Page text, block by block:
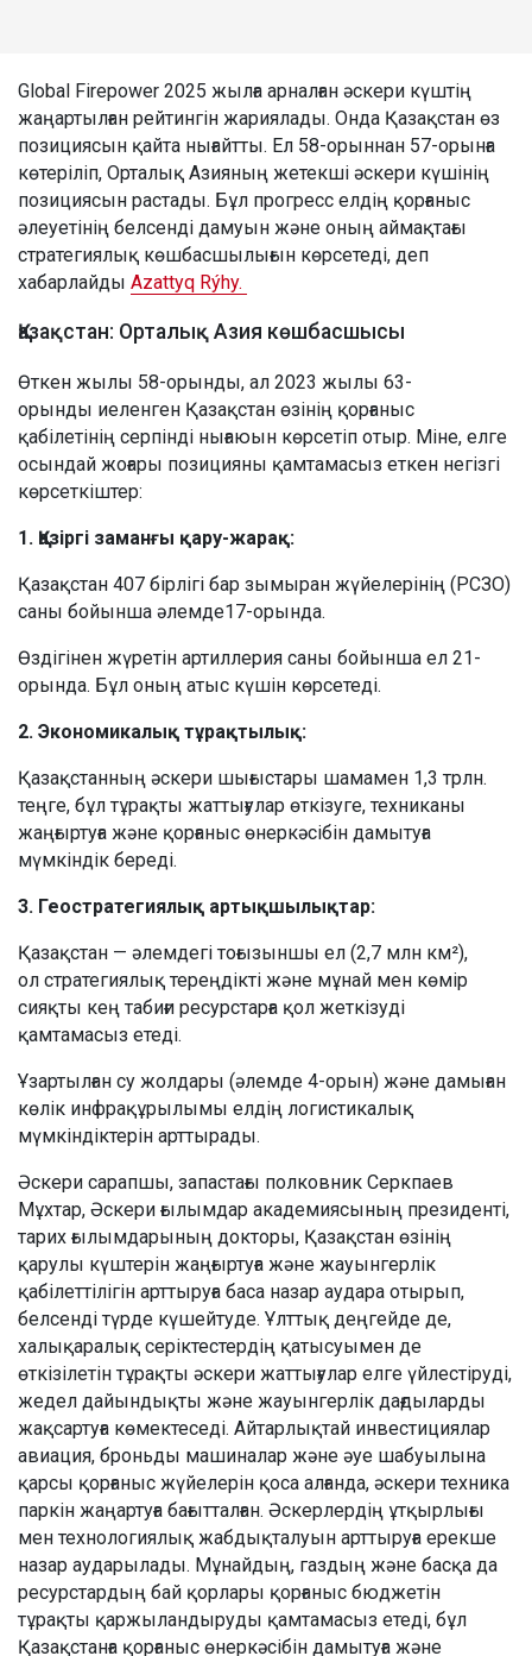
Global Firepower 2025 жылға арналған әскери күштің
жаңартылған рейтингін жариялады. Онда Қазақстан өз
позициясын қайта нығайтты. Ел 58-орыннан 57-орынға
көтеріліп, Орталық Азияның жетекші әскери күшінің
позициясын растады. Бұл прогресс елдің қорғаныс
әлеуетінің белсенді дамуын және оның аймақтағы
стратегиялық көшбасшылығын көрсетеді, деп
хабарлайды Azattyq Rýhy.
Қазақстан: Орталық Азия көшбасшысы
Өткен жылы 58-орынды, ал 2023 жылы 63-
орынды иеленген Қазақстан өзінің қорғаныс
қабілетінің серпінді нығаюын көрсетіп отыр. Міне, елге
осындай жоғары позицияны қамтамасыз еткен негізгі
көрсеткіштер:
1. Қазіргі заманғы қару-жарақ:
Қазақстан 407 бірлігі бар зымыран жүйелерінің (РСЗО)
саны бойынша әлемде17-орында.
Өздігінен жүретін артиллерия саны бойынша ел 21-
орында. Бұл оның атыс күшін көрсетеді.
2. Экономикалық тұрақтылық:
Қазақстанның әскери шығыстары шамамен 1,3 трлн.
теңге, бұл тұрақты жаттығулар өткізуге, техниканы
жаңғыртуға және қорғаныс өнеркәсібін дамытуға
мүмкіндік береді.
3. Геостратегиялық артықшылықтар:
Қазақстан — әлемдегі тоғызыншы ел (2,7 млн км²),
ол стратегиялық тереңдікті және мұнай мен көмір
сияқты кең табиғи ресурстарға қол жеткізуді
қамтамасыз етеді.
Ұзартылған су жолдары (әлемде 4-орын) және дамыған
көлік инфрақұрылымы елдің логистикалық
мүмкіндіктерін арттырады.
Әскери сарапшы, запастағы полковник Серкпаев
Мұхтар, Әскери ғылымдар академиясының президенті,
тарих ғылымдарының докторы, Қазақстан өзінің
қарулы күштерін жаңғыртуға және жауынгерлік
қабілеттілігін арттыруға баса назар аудара отырып,
белсенді түрде күшейтуде. Ұлттық деңгейде де,
халықаралық серіктестердің қатысуымен де
өткізілетін тұрақты әскери жаттығулар елге үйлестіруді,
жедел дайындықты және жауынгерлік дағдыларды
жақсартуға көмектеседі. Айтарлықтай инвестициялар
авиация, броньды машиналар және әуе шабуылына
қарсы қорғаныс жүйелерін қоса алғанда, әскери техника
паркін жаңартуға бағытталған. Әскерлердің ұтқырлығы
мен технологиялық жабдықталуын арттыруға ерекше
назар аударылады. Мұнайдың, газдың және басқа да
ресурстардың бай қорлары қорғаныс бюджетін
тұрақты қаржыландыруды қамтамасыз етеді, бұл
Қазақстанға қорғаныс өнеркәсібін дамытуға және